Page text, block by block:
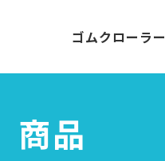
ゴムクローラー
商品